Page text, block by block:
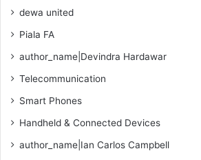
dewa united
Piala FA
author_name|Devindra Hardawar
Telecommunication
Smart Phones
Handheld & Connected Devices
author_name|Ian Carlos Campbell